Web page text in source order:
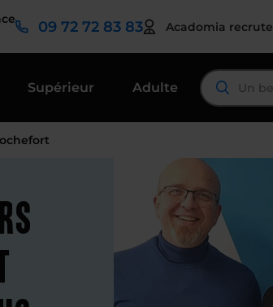
09 72 72 83 83 Acadomia recrute
Supérieur Adulte